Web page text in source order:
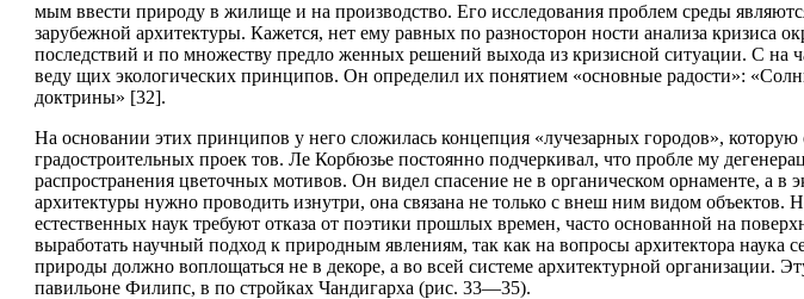
мым ввести природу в жилище и на производство. Его исследования проблем среды
зарубежной архитектуры. Кажется, нет ему равных по разносторон­ ности анализа кризиса
последствий и по множеству предло­ женных решений выхода из кризисной ситуации. С на­
веду­ щих экологических принципов. Он определил их понятием «основные радости»:
доктрины» [32].
На основании этих принципов у него сложилась кон­цепция «лучезарных городов»,
градостроительных проек­ тов. Ле Корбюзье постоянно подчеркивал, что пробле­ му
распространения цветочных мотивов. Он видел спасение не в органическом орнаменте, а в
архитектуры нужно проводить изнутри, она связана не только с внеш­ ним видом
естественных наук требуют отказа от поэтики прошлых времен, часто основанной на
выработать научный подход к природным явлени­ям, так как на вопросы архитектора наука
природы должно воплощаться не в декоре, а во всей системе архитектурной организации.
павильоне Филипс, в по­ стройках Чандигарха (рис. 33—35).